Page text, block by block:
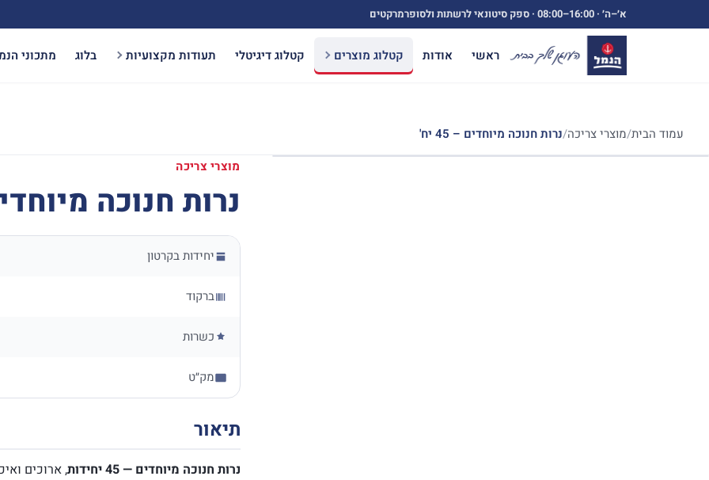
לתוכן
א׳–ה׳ · 08:00–16:00 · ספק סיטונאי לרשתות ולסופרמרקטים
ראשי אודות קטלוג מוצרים קטלוג דיגיטלי תעודות מקצועיות בלוג מתכוני
עמוד הבית/מוצרי צריכה/נרות חנוכה מיוחדים – 45 יח'
מוצרי צריכה
נרות חנוכה מיוחדים
יחידות בקרטון
ברקוד
כשרות
מק״ט
תיאור
נרות חנוכה מיוחדים — 45 יחידות
, ארוכים